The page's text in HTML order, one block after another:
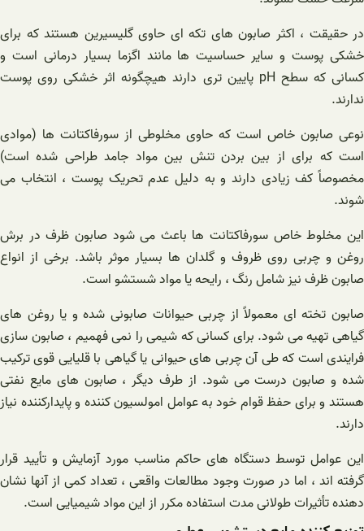
در حقیقت ، اکثر صابون های تکه ای حاوی گلیسیرین هستند که برای
خشکی پوست و سایر حساسیت ها مانند اگزما بسیار درمانی است و
کسانی که سطح pH پایین تری دارند هیچگونه اثر خشکی روی پوست
ندارند.
نوعی صابون خاص است که حاوی مخلوطی از سورفاکتانت ها (موادی
است که برای از بین بردن تنش بین مواد جامد طراحی شده است)
مخصوصاً کف زیادی دارند و به دلیل عدم تحریک پوست ، انتخاب می
شوند.
این مخلوط خاص سورفاکتانت ها باعث می شود صابون ظرف در برش
روغن و چربی روی ظروف و گلدان ها بسیار موثر باشد. برخی از انواع
صابون ظرف نیز شامل رنگ ، رایحه یا مواد شستشو است.
صابون تخته ای معمولاً از چربی حیوانات صابونی شده و یا روغن های
گیاهی تهیه می شود. برای کسانی که شیمی را نمی فهمیم ، صابون سازی
فرایندی است که طی آن چربی های حیوانی یا گیاهی با قلیایی قوی ترکیب
شده و صابون درست می شود. از طرف دیگر ، صابون های مایع نفتی
هستند و برای حفظ قوام خود به عوامل امولسیون کننده و پایدارکننده نیاز
دارند.
این عوامل توسط دستگاه های حاکم مناسب مورد آزمایش و تأیید قرار
گرفته اند ، اما در صورت وجود مطالعات واقعی ، تعداد کمی از آنها نشان
دهنده تأثیرات طولانی مدت استفاده مکرر از این مواد شیمیایی است.